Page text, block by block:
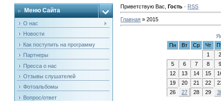
Меню Сайта
О нас
Новости
Как поступить на программу
Партнеры
Пресса о нас
Отзывы слушателей
Фотоальбомы
Вопрос/ответ
Приветствую Вас ,Гость · RSS
Главная »2015
Пн
Вт Ср Чт
1
2
5
6 7 8
9
12
13 14 15
19
20 21 22
26
27 28 29